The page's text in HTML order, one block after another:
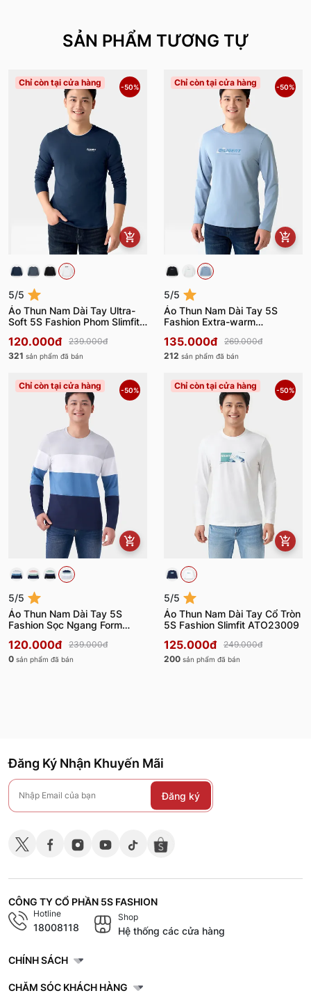
SẢN PHẨM TƯƠNG TỰ
Chỉ còn tại cửa hàng -50%
5/5
Áo Thun Nam Dài Tay Ultra-
Soft 5S Fashion Phom Slimfit
120.000đ
239.000đ
321 sản phẩm đã bán
Chỉ còn tại cửa hàng -50%
5/5
Áo Thun Nam Dài Tay 5S
Fashion Extra-warm
135.000đ
269.000đ
212 sản phẩm đã bán
Chỉ còn tại cửa hàng -50%
5/5
Áo Thun Nam Dài Tay 5S
Fashion Sọc Ngang Form
120.000đ
239.000đ
0 sản phẩm đã bán
Chỉ còn tại cửa hàng -50%
5/5
Áo Thun Nam Dài Tay Cổ Tròn
5S Fashion Slimfit ATO23009
125.000đ
249.000đ
200 sản phẩm đã bán
Đăng Ký Nhận Khuyến Mãi
Đăng ký
CÔNG TY CỔ PHẦN 5S FASHION
Hotline
18008118
Shop
Hệ thống các cửa hàng
CHÍNH SÁCH
CHĂM SÓC KHÁCH HÀNG